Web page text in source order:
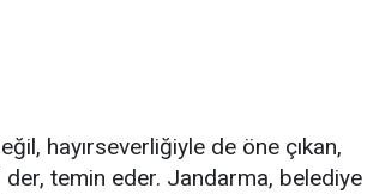
hayırseverliğiyle de öne çıkan,
der, temin eder. Jandarma, belediye